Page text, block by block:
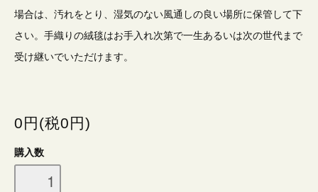
場合は、汚れをとり、湿気のない風通しの良い場所に保管して下
さい。手織りの絨毯はお手入れ次第で一生あるいは次の世代まで
受け継いでいただけます。
0円(税0円)
購入数